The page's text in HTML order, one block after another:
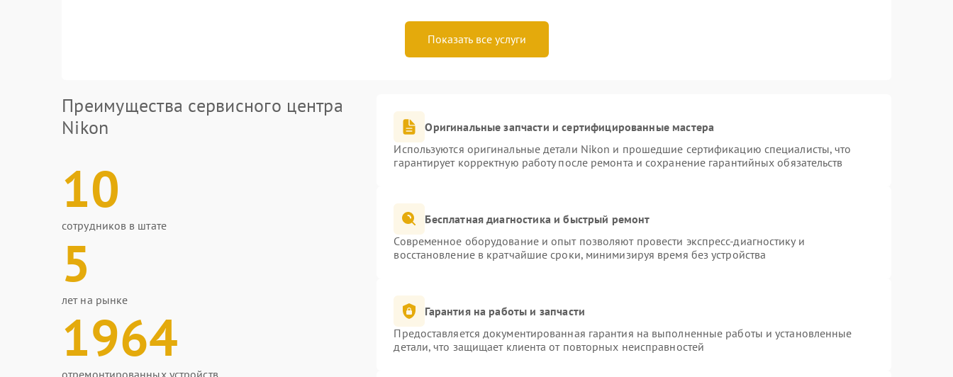
Показать все услуги
Преимущества сервисного центра
Nikon
10
сотрудников в штате
5
лет на рынке
1964
отремонтированных устройств
Оригинальные запчасти и сертифицированные мастера
Используются оригинальные детали Nikon и прошедшие сертификацию специалисты, что
гарантирует корректную работу после ремонта и сохранение гарантийных обязательств
Бесплатная диагностика и быстрый ремонт
Современное оборудование и опыт позволяют провести экспресс-диагностику и
восстановление в кратчайшие сроки, минимизируя время без устройства
Гарантия на работы и запчасти
Предоставляется документированная гарантия на выполненные работы и установленные
детали, что защищает клиента от повторных неисправностей